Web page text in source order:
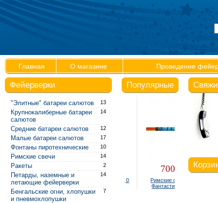
Главная О магазине Проведение
Фейерверки
13
"Элитные" батареи салютов
14
Крупнокалиберные батареи
салютов
12
Средние батареи салютов
17
Малые батареи салютов
10
Фонтаны пиротехнические
14
Римские свечи
2
Ракеты
14
Петарды, наземные и
летающие фейерверки
7
Бенгальские огни, хлопушки
и пневмохлопушки
Популярные
300 руб.
Фонтан настольный Р4810
(упаковка 4 шт.)
700 руб.
Римские свечи Р5540
Фантастика (0,8" х 8)